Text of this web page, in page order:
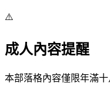
⚠️
成人內容提醒
本部落格內容僅限年滿十